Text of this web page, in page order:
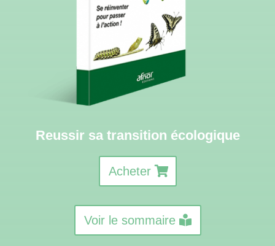
Reussir sa transition écologique
Acheter
Voir le sommaire